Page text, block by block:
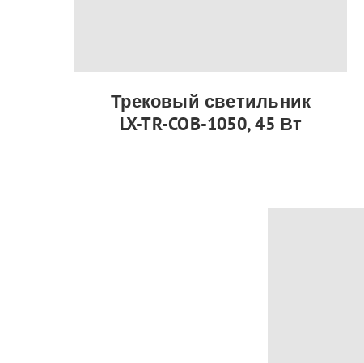
Трековый светильник
LX-TR-COB-1050, 45 Вт